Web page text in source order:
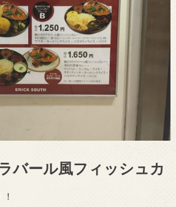
バール風フィッシュカ